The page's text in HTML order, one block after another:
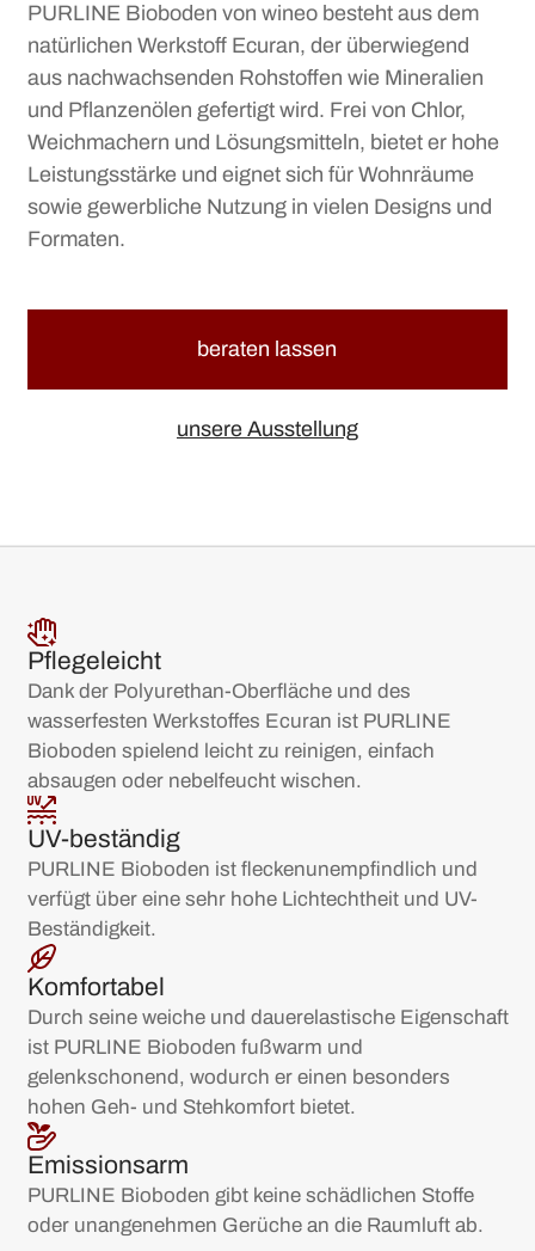
PURLINE Bioboden von wineo besteht aus dem
natürlichen Werkstoff Ecuran, der überwiegend
aus nachwachsenden Rohstoffen wie Mineralien
und Pflanzenölen gefertigt wird. Frei von Chlor,
Weichmachern und Lösungsmitteln, bietet er hohe
Leistungsstärke und eignet sich für Wohnräume
sowie gewerbliche Nutzung in vielen Designs und
Formaten.
beraten lassen
beraten lassen
unsere Ausstellung
Pflegeleicht
Dank der Polyurethan-Oberfläche und des
wasserfesten Werkstoffes Ecuran ist PURLINE
Bioboden spielend leicht zu reinigen, einfach
absaugen oder nebelfeucht wischen.
UV-beständig
PURLINE Bioboden ist fleckenunempfindlich und
verfügt über eine sehr hohe Lichtechtheit und UV-
Beständigkeit.
Komfortabel
Durch seine weiche und dauerelastische Eigenschaft
ist PURLINE Bioboden fußwarm und
gelenkschonend, wodurch er einen besonders
hohen Geh- und Stehkomfort bietet.
Emissionsarm
PURLINE Bioboden gibt keine schädlichen Stoffe
oder unangenehmen Gerüche an die Raumluft ab.